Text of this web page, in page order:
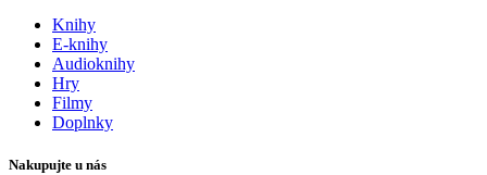
Knihy
E-knihy
Audioknihy
Hry
Filmy
Doplnky
Nakupujte u nás